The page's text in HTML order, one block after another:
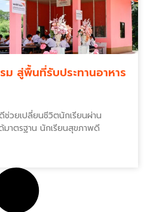
ม สู่พื้นที่รับประทานอาหาร
ช่วยเปลี่ยนชีวิตนักเรียนผ่าน
มาตรฐาน นักเรียนสุขภาพดี